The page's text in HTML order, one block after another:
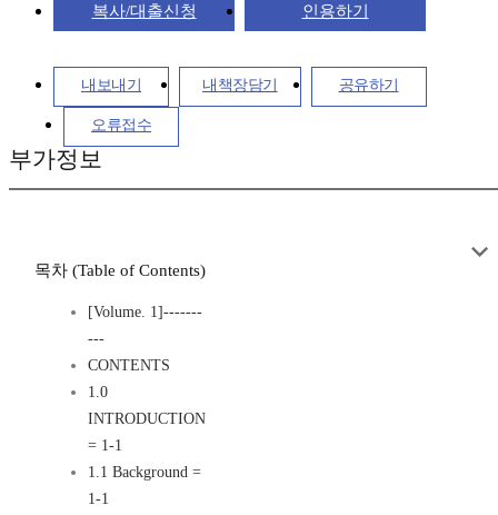
복사/대출신청 인용하기
내보내기 내책장담기 공유하기
오류접수
부가정보
목차 (Table of Contents)
[Volume. 1]-------
---
CONTENTS
1.0
INTRODUCTION
= 1-1
1.1 Background =
1-1